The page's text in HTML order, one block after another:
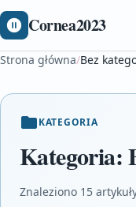
Cornea2023
Strona główna/Bez
KATEGORIA
Kategoria:
Znaleziono 15